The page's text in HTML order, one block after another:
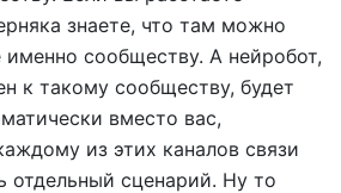
знаете, что там можно
сообществу. А нейробот,
к такому сообществу, будет
вместо вас,
из этих каналов связи
сценарий. Ну то